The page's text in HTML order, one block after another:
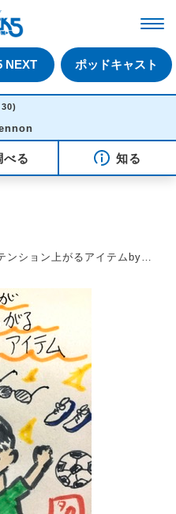
NEXT ポッドキャスト
べる 知る
ンション上がるアイテムby高森浩二